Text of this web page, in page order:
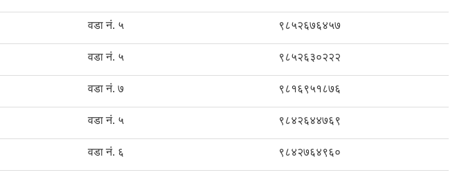
वडा नं. ५ ९८५२६७६४५७
वडा नं. ५ ९८५२६३०२२२
वडा नं. ७ ९८१६९५१८७६
वडा नं. ५ ९८४२६४४७६९
वडा नं. ६ ९८४२७६४९६०